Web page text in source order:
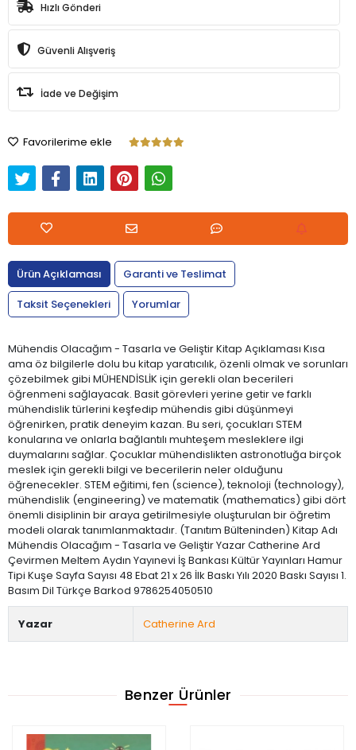
Hızlı Gönderi
Güvenli Alışveriş
İade ve Değişim
Favorilerime ekle
Ürün Açıklaması
Garanti ve Teslimat
Taksit Seçenekleri
Yorumlar
Mühendis Olacağım - Tasarla ve Geliştir Kitap Açıklaması Kısa
ama öz bilgilerle dolu bu kitap yaratıcılık, özenli olmak ve sorunları
çözebilmek gibi MÜHENDİSLİK için gerekli olan becerileri
öğrenmeni sağlayacak. Basit görevleri yerine getir ve farklı
mühendislik türlerini keşfedip mühendis gibi düşünmeyi
öğrenirken, pratik deneyim kazan. Bu seri, çocukları STEM
konularına ve onlarla bağlantılı muhteşem mesleklere ilgi
duymalarını sağlar. Çocuklar mühendislikten astronotluğa birçok
meslek için gerekli bilgi ve becerilerin neler olduğunu
öğrenecekler. STEM eğitimi, fen (science), teknoloji (technology),
mühendislik (engineering) ve matematik (mathematics) gibi dört
önemli disiplinin bir araya getirilmesiyle oluşturulan bir öğretim
modeli olarak tanımlanmaktadır. (Tanıtım Bülteninden) Kitap Adı
Mühendis Olacağım - Tasarla ve Geliştir Yazar Catherine Ard
Çevirmen Meltem Aydın Yayınevi İş Bankası Kültür Yayınları Hamur
Tipi Kuşe Sayfa Sayısı 48 Ebat 21 x 26 İlk Baskı Yılı 2020 Baskı Sayısı 1.
Basım Dil Türkçe Barkod 9786254050510
Yazar Catherine Ard
Benzer Ürünler